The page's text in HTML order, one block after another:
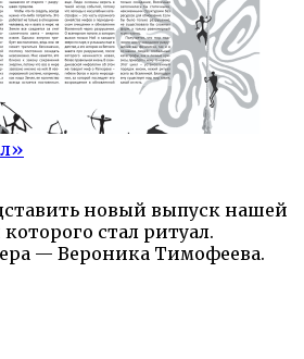
новый выпуск нашей
стал ритуал.
— Вероника Тимофеева.